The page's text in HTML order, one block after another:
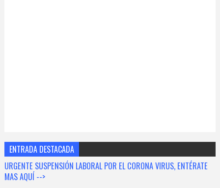
ENTRADA DESTACADA
URGENTE SUSPENSIÓN LABORAL POR EL CORONA VIRUS, ENTÉRATE
MAS AQUÍ -->